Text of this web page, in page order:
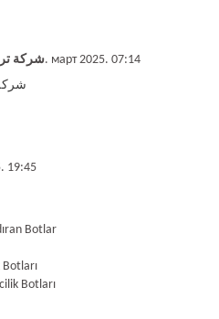
شركة13. март 2025. 07:14
19:45
Botlar
Botları